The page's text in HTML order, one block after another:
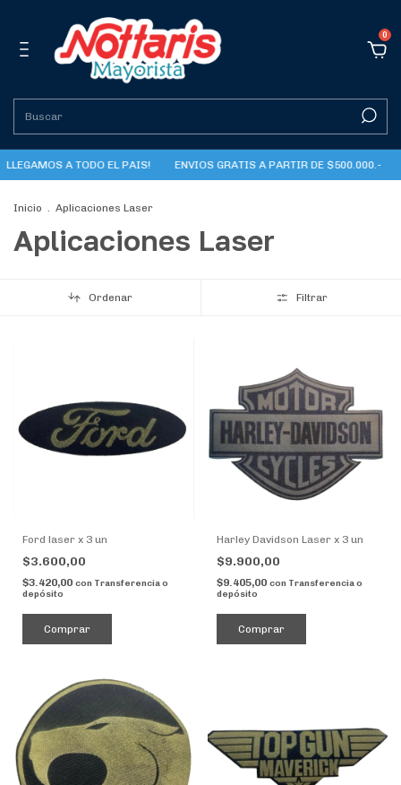
0
A TODO EL PAIS! ENVIOS GRATIS A PARTIR DE $500.000.-
Inicio . Aplicaciones Laser
Aplicaciones Laser
Ordenar Filtrar
Ford laser x 3 un
$3.600,00
$3.420,00 con Transferencia o
depósito
Harley Davidson Laser x 3 un
$9.900,00
$9.405,00 con Transferencia o
depósito